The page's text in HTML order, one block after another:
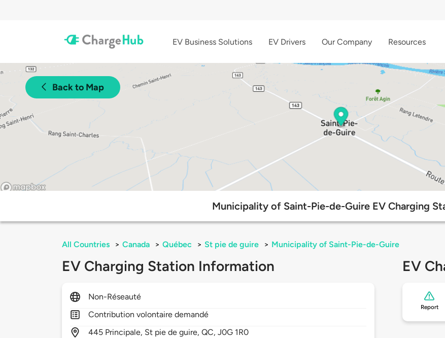
EV Business Solutions EV Drivers Our Company Resources
Back to Map
Municipality of Saint-Pie-de-Guire EV Charging
All Countries > Canada > Québec > St pie de guire > Municipality of Saint-Pie-de-Guire
EV Charging Station Information
Non-Réseauté
Contribution volontaire demandé
445 Principale, St pie de guire,QC,J0G 1R0
EV
Report